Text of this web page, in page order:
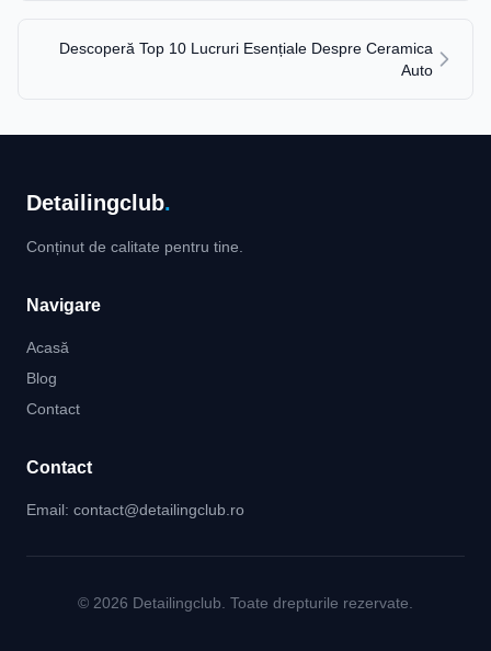
Descoperă Top 10 Lucruri Esențiale Despre Ceramica
Auto
Detailingclub.
Conținut de calitate pentru tine.
Navigare
Acasă
Blog
Contact
Contact
Email: contact@detailingclub.ro
© 2026 Detailingclub. Toate drepturile rezervate.